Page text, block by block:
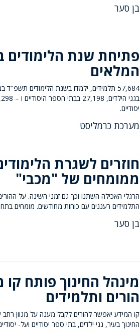
בן סער
פתיחת שנת הלימודים
המלאים
יסודיים.
מערכת כרמליסט
חוזרים לשגרת
ממומחים של "מכבי"
הרגלי האכילה השתנו וכך גם זמני השינה. על
התלמידים רעננים עם כוחות מחודשים. מומחים
בן סער
מינהל החינוך פותח קו
הורים ותלמידים
קו המידע יאפשר להורים לקבל מענה על מגוון
החינוך בעיר, גני ילדים, בתי ספר יסודיים ועל-